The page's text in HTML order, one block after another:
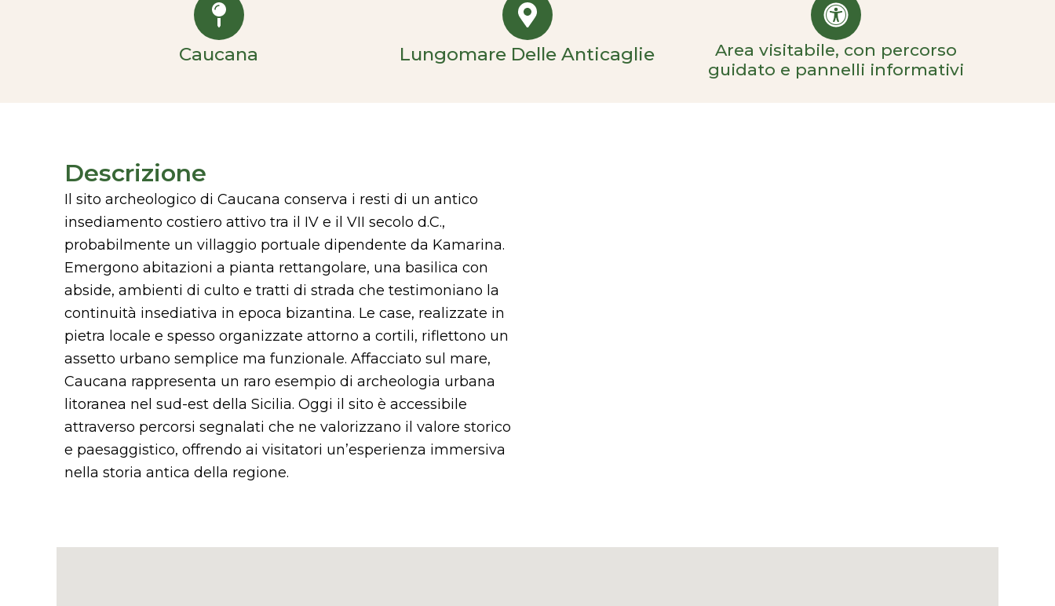
Caucana Lungomare Delle Anticaglie
Area visitabile, con percorso
guidato e pannelli informativi
Descrizione
Il sito archeologico di Caucana conserva i resti di un antico
insediamento costiero attivo tra il IV e il VII secolo d.C.,
probabilmente un villaggio portuale dipendente da Kamarina.
Emergono abitazioni a pianta rettangolare, una basilica con
abside, ambienti di culto e tratti di strada che testimoniano la
continuità insediativa in epoca bizantina. Le case, realizzate in
pietra locale e spesso organizzate attorno a cortili, riflettono un
assetto urbano semplice ma funzionale. Affacciato sul mare,
Caucana rappresenta un raro esempio di archeologia urbana
litoranea nel sud-est della Sicilia. Oggi il sito è accessibile
attraverso percorsi segnalati che ne valorizzano il valore storico
e paesaggistico, offrendo ai visitatori un’esperienza immersiva
nella storia antica della regione.